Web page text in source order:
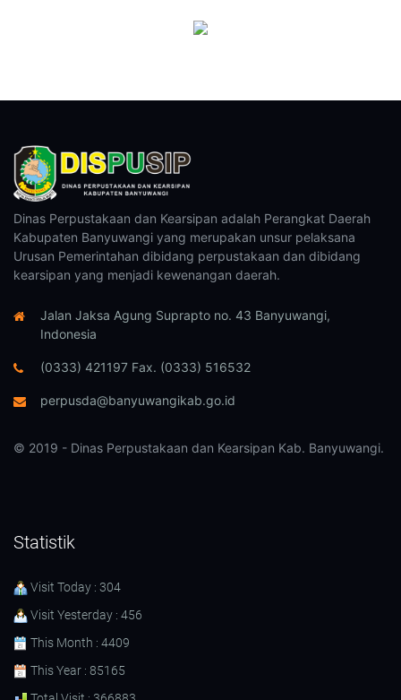
Dinas Perpustakaan dan Kearsipan adalah Perangkat Daerah
Kabupaten Banyuwangi yang merupakan unsur pelaksana
Urusan Pemerintahan dibidang perpustakaan dan dibidang
kearsipan yang menjadi kewenangan daerah.
Jalan Jaksa Agung Suprapto no. 43 Banyuwangi,
Indonesia
(0333) 421197 Fax. (0333) 516532
perpusda@banyuwangikab.go.id
© 2019 - Dinas Perpustakaan dan Kearsipan Kab. Banyuwangi.
Statistik
Visit Today : 304
Visit Yesterday : 456
This Month : 4409
This Year : 85165